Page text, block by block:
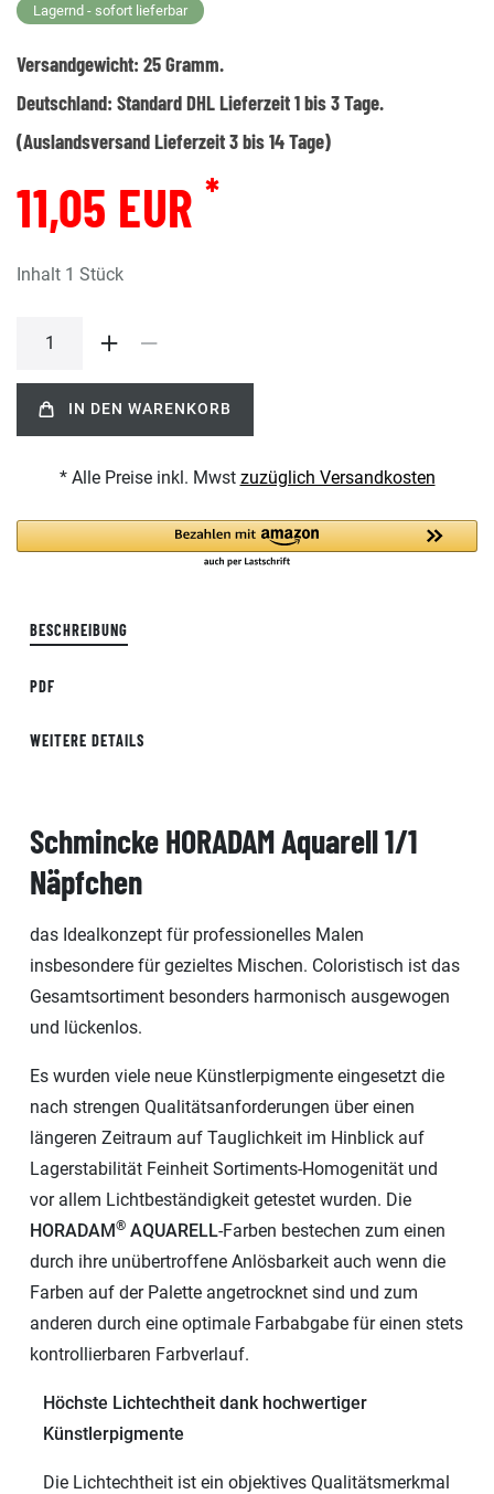
Lagernd - sofort lieferbar
Versandgewicht: 25Gramm.
Deutschland: Standard DHL Lieferzeit 1 bis 3 Tage.
(Auslandsversand Lieferzeit 3 bis 14 Tage)
11,05 EUR *
Inhalt 1 Stück
IN DEN WARENKORB
* Alle Preise inkl. Mwst zuzüglich Versandkosten
BESCHREIBUNG
PDF
WEITERE DETAILS
Schmincke HORADAM Aquarell 1/1
Näpfchen
das Idealkonzept für professionelles Malen
insbesondere für gezieltes Mischen. Coloristisch ist das
Gesamtsortiment besonders harmonisch ausgewogen
und lückenlos.
Es wurden viele neue Künstlerpigmente eingesetzt die
nach strengen Qualitätsanforderungen über einen
längeren Zeitraum auf Tauglichkeit im Hinblick auf
Lagerstabilität Feinheit Sortiments-Homogenität und
vor allem Lichtbeständigkeit getestet wurden. Die
HORADAM® AQUARELL-Farben bestechen zum einen
durch ihre unübertroffene Anlösbarkeit auch wenn die
Farben auf der Palette angetrocknet sind und zum
anderen durch eine optimale Farbabgabe für einen stets
kontrollierbaren Farbverlauf.
Höchste Lichtechtheit dank hochwertiger
Künstlerpigmente
Die Lichtechtheit ist ein objektives Qualitätsmerkmal